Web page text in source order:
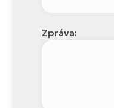
Zpráva: